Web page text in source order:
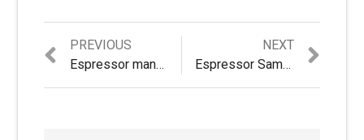
Navigare
PREVIOUS
Previous
post:
Espressor manual Studio Casa Aroma,15 Bar, 1050W
NEXT
post:
Espressor Samus Obsession Red, 850 W, Rosu